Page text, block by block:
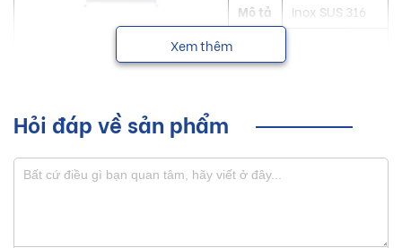
Mô tả
Inox SUS 316
dụng
Máy năng lượng mặt trời Đại Thành với nhiều dung tích
khác nhau với khả năng không nhiễm từ, có thể dùng trong
Sơ lược về sản phẩm máy năng
Xem thêm
Hỏi đáp về sản phẩm